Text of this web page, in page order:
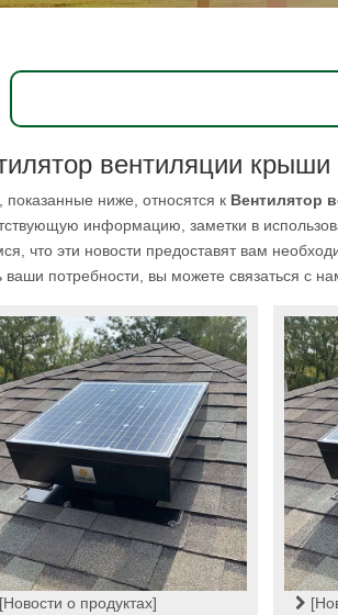
вентиляции крыши
показанные ниже, относятся к Вентилятор
информацию, заметки в
что эти новости предоставят вам
ваши потребности, вы можете связаться с
[Новости о продуктах]